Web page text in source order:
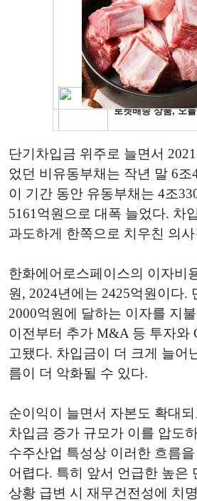
단기차입금 위주로 늘면서
었던 비유동부채는 작년 말 6조
이 기간 동안 유동부채는 4조
5161억원으로 대폭 늘었다. 차
과도하게 한쪽으로 치우친 의
한화에어로스페이스의 이자비
원, 2024년에는 2425억원이다.
2000억원에 달하는 이자를 지
이전부터 추가 M&A 등 투자와
고됐다. 차입금이 더 크게 늘어
름이 더 악화될 수 있다.
순이익이 늘면서 자본도 확대
차입금 증가 규모가 이를 압도
수주산업 특성상 이러한 흐름
어렵다. 특히 앞서 언급한 높은
상황 급변 시 재무건전성에 치